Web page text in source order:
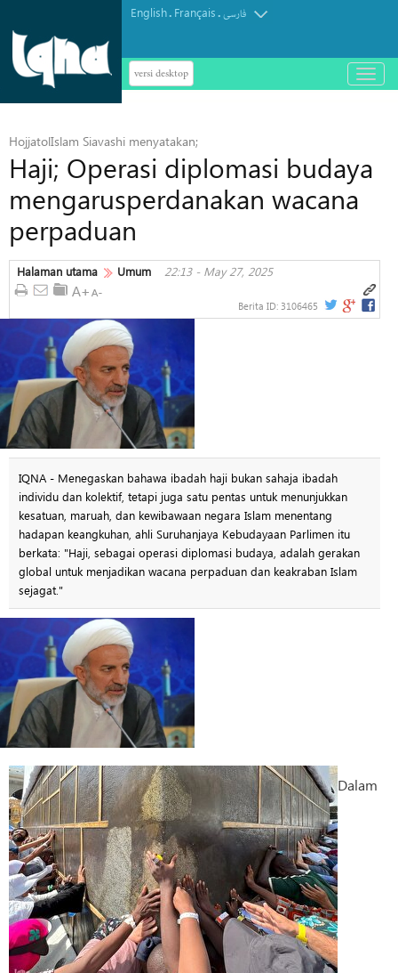
English. Français.فارسی
versi desktop
باز
و
HojjatolIslam Siavashi menyatakan;
Haji; Operasi diplomasi budaya
mengarusperdanakan wacana
perpaduan
Halaman utama Umum 22:13 - May 27, 2025
Berita ID: 3106465
IQNA - Menegaskan bahawa ibadah haji bukan sahaja ibadah
individu dan kolektif, tetapi juga satu pentas untuk menunjukkan
kesatuan, maruah, dan kewibawaan negara Islam menentang
hadapan keangkuhan, ahli Suruhanjaya Kebudayaan Parlimen itu
berkata: "Haji, sebagai operasi diplomasi budaya, adalah gerakan
global untuk menjadikan wacana perpaduan dan keakraban Islam
sejagat."
Dalam